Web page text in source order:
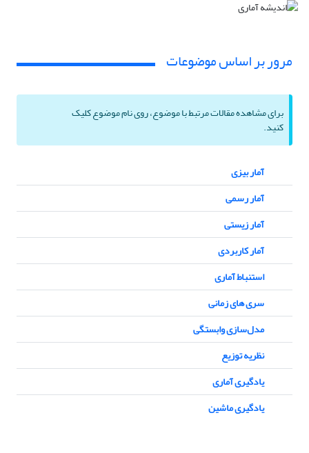
مرور بر اساس موضوعات
برای مشاهده مقالات مرتبط با موضوع، روی نام موضوع کلیک
کنید.
آمار بیزی
آمار رسمی
آمار زیستی
آمار کاربردی
استنباط آماری
سری های زمانی
مدل‌سازی وابستگی
نظریه توزیع
یادگیری آماری
یادگیری ماشین